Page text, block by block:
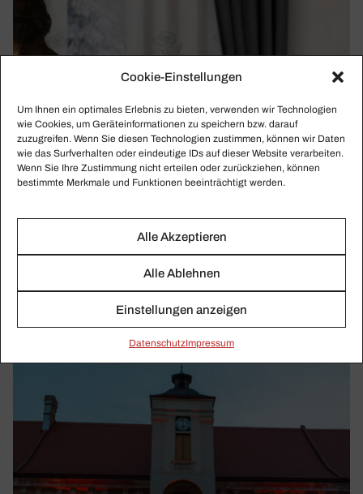
Cookie-Einstellungen
Um Ihnen ein optimales Erlebnis zu bieten, verwenden wir Technologien
wie Cookies, um Geräteinformationen zu speichern bzw. darauf
zuzugreifen. Wenn Sie diesen Technologien zustimmen, können wir Daten
wie das Surfverhalten oder eindeutige IDs auf dieser Website verarbeiten.
Wenn Sie Ihre Zustimmung nicht erteilen oder zurückziehen, können
bestimmte Merkmale und Funktionen beeinträchtigt werden.
Alle Akzeptieren
Alle Ablehnen
Einstellungen anzeigen
Daten­schutzImpressum
Antwort der Klassik: Die sind doch alle nicht
Antwort auf #allesdichtmachen mit #bleibenwirmenschlich